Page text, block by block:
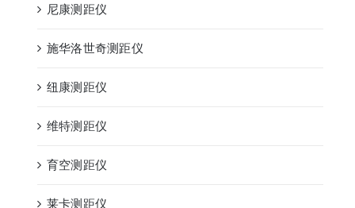
尼康测距仪
施华洛世奇测距仪
纽康测距仪
维特测距仪
育空测距仪
莱卡测距仪